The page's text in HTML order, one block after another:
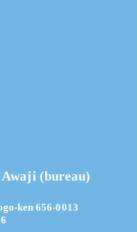
(bureau)
ken 656-0013